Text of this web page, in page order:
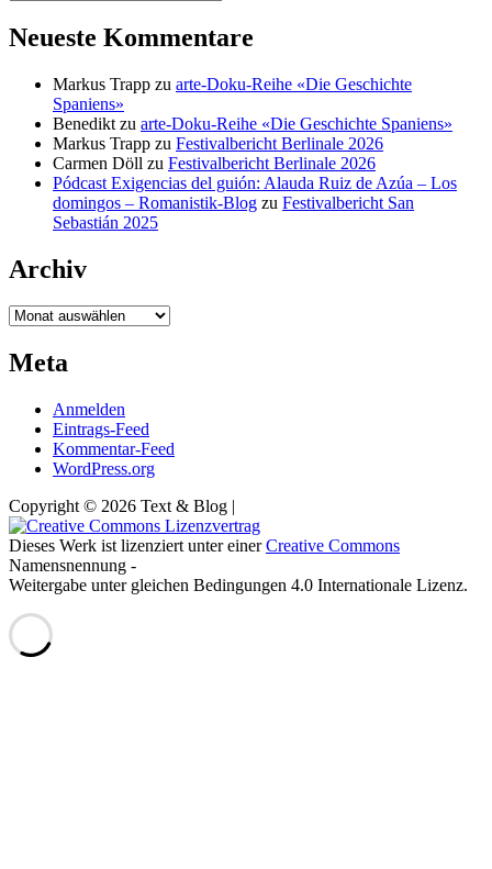
Neueste Kommentare
Markus Trapp zu arte-Doku-Reihe «Die Geschichte
Spaniens»
Benedikt zu arte-Doku-Reihe «Die Geschichte Spaniens»
Markus Trapp zu Festivalbericht Berlinale 2026
Carmen Döll zu Festivalbericht Berlinale 2026
Pódcast Exigencias del guión: Alauda Ruiz de Azúa – Los
domingos – Romanistik-Blog zu Festivalbericht San
Sebastián 2025
Archiv
Archiv
Meta
Anmelden
Eintrags-Feed
Kommentar-Feed
WordPress.org
Copyright © 2026 Text & Blog |
Dieses Werk ist lizenziert unter einerCreative Commons
Namensnennung -
Weitergabe unter gleichen Bedingungen 4.0 Internationale Lizenz.